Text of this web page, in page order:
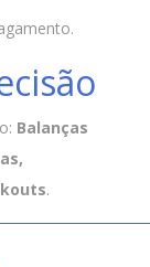
Balanças
.